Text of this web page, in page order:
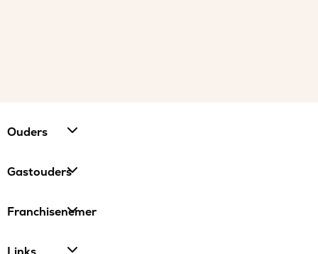
Ouders
Gastouders
Franchisenemer